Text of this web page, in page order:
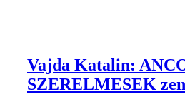
Vajda Katalin:
SZERELMESEK